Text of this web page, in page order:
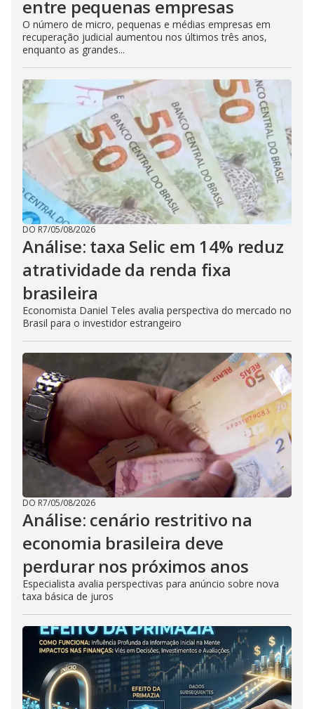
entre pequenas empresas
O número de micro, pequenas e médias empresas em
recuperação judicial aumentou nos últimos três anos,
enquanto as grandes...
DO R7/05/08/2026
Análise: taxa Selic em 14% reduz
atratividade da renda fixa
brasileira
Economista Daniel Teles avalia perspectiva do mercado no
Brasil para o investidor estrangeiro
DO R7/05/08/2026
Análise: cenário restritivo na
economia brasileira deve
perdurar nos próximos anos
Especialista avalia perspectivas para anúncio sobre nova
taxa básica de juros